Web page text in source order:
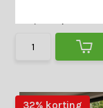
32% korting